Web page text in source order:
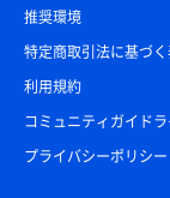
推奨環境
特定商取引法に基づ
利用規約
コミュニティガイド
プライバシーポリシー